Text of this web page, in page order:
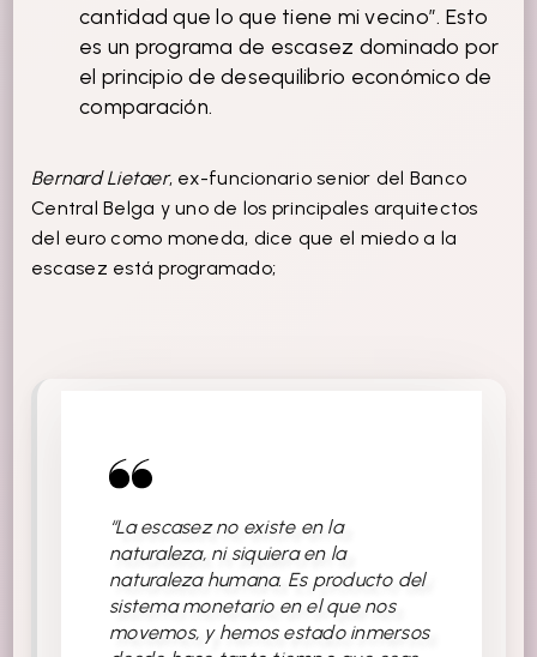
cantidad que lo que tiene mi vecino”. Esto
es un programa de escasez dominado por
el principio de desequilibrio económico de
comparación.
Bernard Lietaer, ex-funcionario senior del Banco
Central Belga y uno de los principales arquitectos
del euro como moneda, dice que el miedo a la
escasez está programado;
“La escasez no existe en la
naturaleza, ni siquiera en la
naturaleza humana. Es producto del
sistema monetario en el que nos
movemos, y hemos estado inmersos